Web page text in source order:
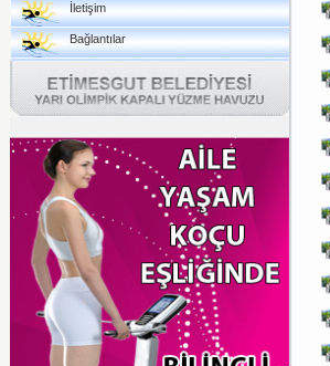
İletişim
Bağlantılar